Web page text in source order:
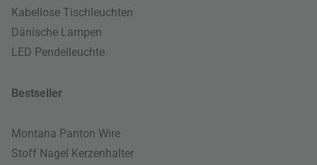
Kabellose Tischleuchten
Dänische Lampen
LED Pendelleuchte
Bestseller
Montana Panton Wire
Stoff Nagel Kerzenhalter